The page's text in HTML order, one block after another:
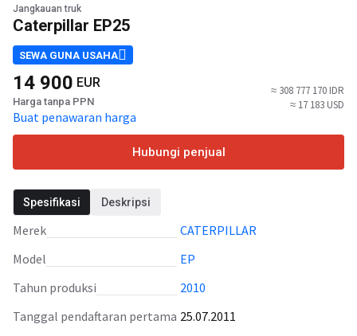
Jangkauan truk
Caterpillar EP25
SEWA GUNA USAHA
14 900 EUR
Harga tanpa PPN
Buat penawaran harga
≈ 308 777 170 IDR
≈ 17 183 USD
Hubungi penjual
Spesifikasi Deskripsi
Merek
CATERPILLAR
Model
EP
Tahun produksi
2010
Tanggal pendaftaran pertama 25.07.2011